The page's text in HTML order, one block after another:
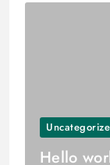
Hello